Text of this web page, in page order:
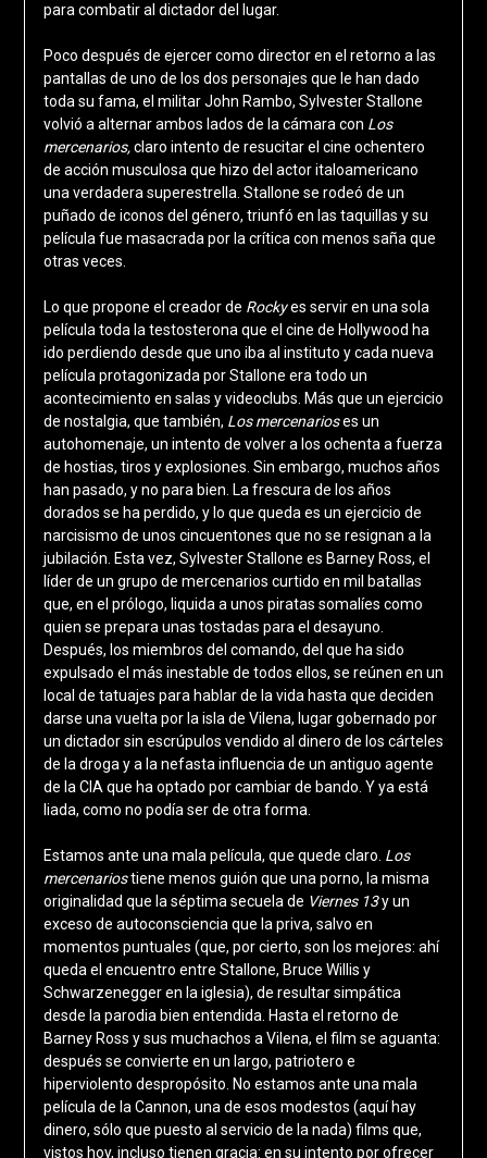
para combatir al dictador del lugar.
Poco después de ejercer como director en el retorno a las
pantallas de uno de los dos personajes que le han dado
toda su fama, el militar John Rambo, Sylvester Stallone
volvió a alternar ambos lados de la cámara con Los
mercenarios,claro intento de resucitar el cine ochentero
de acción musculosa que hizo del actor italoamericano
una verdadera superestrella. Stallone se rodeó de un
puñado de iconos del género, triunfó en las taquillas y su
película fue masacrada por la crítica con menos saña que
otras veces.
Lo que propone el creador de Rockyes servir en una sola
película toda la testosterona que el cine de Hollywood ha
ido perdiendo desde que uno iba al instituto y cada nueva
película protagonizada por Stallone era todo un
acontecimiento en salas y videoclubs. Más que un ejercicio
de nostalgia, que también, Los mercenarioses un
autohomenaje, un intento de volver a los ochenta a fuerza
de hostias, tiros y explosiones. Sin embargo, muchos años
han pasado, y no para bien. La frescura de los años
dorados se ha perdido, y lo que queda es un ejercicio de
narcisismo de unos cincuentones que no se resignan a la
jubilación. Esta vez, Sylvester Stallone es Barney Ross, el
líder de un grupo de mercenarios curtido en mil batallas
que, en el prólogo, liquida a unos piratas somalíes como
quien se prepara unas tostadas para el desayuno.
Después, los miembros del comando, del que ha sido
expulsado el más inestable de todos ellos, se reúnen en un
local de tatuajes para hablar de la vida hasta que deciden
darse una vuelta por la isla de Vilena, lugar gobernado por
un dictador sin escrúpulos vendido al dinero de los cárteles
de la droga y a la nefasta influencia de un antiguo agente
de la CIA que ha optado por cambiar de bando. Y ya está
liada, como no podía ser de otra forma.
Estamos ante una mala película, que quede claro. Los
mercenariostiene menos guión que una porno, la misma
originalidad que la séptima secuela de Viernes 13y un
exceso de autoconsciencia que la priva, salvo en
momentos puntuales (que, por cierto, son los mejores: ahí
queda el encuentro entre Stallone, Bruce Willis y
Schwarzenegger en la iglesia), de resultar simpática
desde la parodia bien entendida. Hasta el retorno de
Barney Ross y sus muchachos a Vilena, el film se aguanta:
después se convierte en un largo, patriotero e
hiperviolento despropósito. No estamos ante una mala
película de la Cannon, una de esos modestos (aquí hay
dinero, sólo que puesto al servicio de la nada) films que,
vistos hoy, incluso tienen gracia: en su intento por ofrecer